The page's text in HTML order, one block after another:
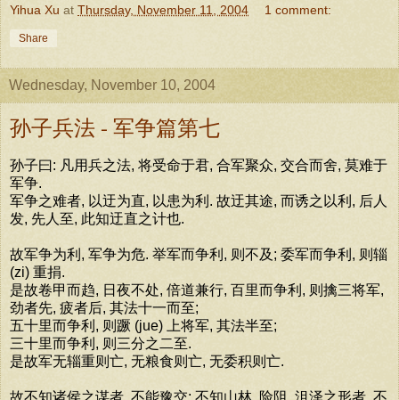
Yihua Xu at Thursday, November 11, 2004 1 comment:
Share
Wednesday, November 10, 2004
孙子兵法 - 军争篇第七
孙子曰: 凡用兵之法, 将受命于君, 合军聚众, 交合而舍, 莫难于
军争.
军争之难者, 以迂为直, 以患为利. 故迂其途, 而诱之以利, 后人
发, 先人至, 此知迂直之计也.
故军争为利, 军争为危. 举军而争利, 则不及; 委军而争利, 则辎
(zi) 重捐.
是故卷甲而趋, 日夜不处, 倍道兼行, 百里而争利, 则擒三将军,
劲者先, 疲者后, 其法十一而至;
五十里而争利, 则蹶 (jue) 上将军, 其法半至;
三十里而争利, 则三分之二至.
是故军无辎重则亡, 无粮食则亡, 无委积则亡.
故不知诸侯之谋者, 不能豫交; 不知山林, 险阻, 沮泽之形者, 不